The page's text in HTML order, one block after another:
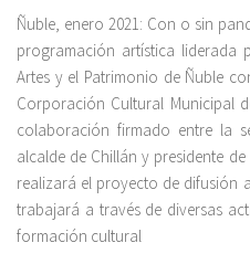
Ñuble, enero 2021: Con o sin
programación artística liderada
Artes y el Patrimonio de Ñuble
Corporación Cultural Municipal
colaboración firmado entre la
alcalde de Chillán y presidente
realizará el proyecto de difusión
trabajará a través de diversas
formación cultural